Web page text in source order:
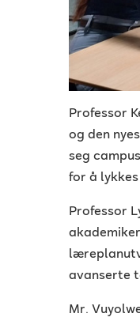
Professor
og den
seg
for å
Professor
avanserte
Mr.